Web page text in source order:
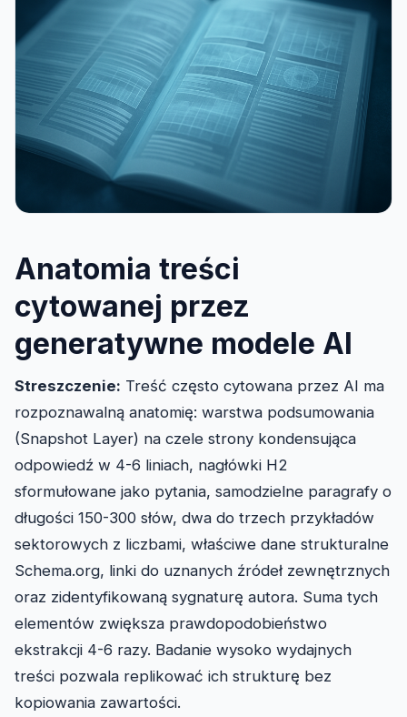
Anatomia treści
cytowanej przez
generatywne modele AI
Streszczenie: Treść często cytowana przez AI ma
rozpoznawalną anatomię: warstwa podsumowania
(Snapshot Layer) na czele strony kondensująca
odpowiedź w 4-6 liniach, nagłówki H2
sformułowane jako pytania, samodzielne paragrafy o
długości 150-300 słów, dwa do trzech przykładów
sektorowych z liczbami, właściwe dane strukturalne
Schema.org, linki do uznanych źródeł zewnętrznych
oraz zidentyfikowaną sygnaturę autora. Suma tych
elementów zwiększa prawdopodobieństwo
ekstrakcji 4-6 razy. Badanie wysoko wydajnych
treści pozwala replikować ich strukturę bez
kopiowania zawartości.